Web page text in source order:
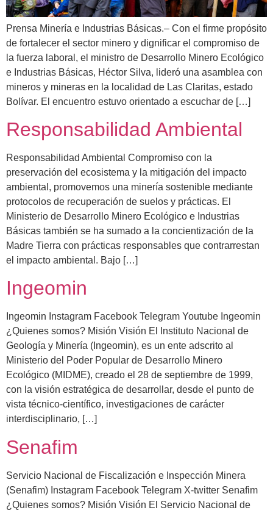
Prensa Minería e Industrias Básicas.– Con el firme propósito
de fortalecer el sector minero y dignificar el compromiso de
la fuerza laboral, el ministro de Desarrollo Minero Ecológico
e Industrias Básicas, Héctor Silva, lideró una asamblea con
mineros y mineras en la localidad de Las Claritas, estado
Bolívar. El encuentro estuvo orientado a escuchar de […]
Responsabilidad Ambiental
Responsabilidad Ambiental Compromiso con la
preservación del ecosistema y la mitigación del impacto
ambiental, promovemos una minería sostenible mediante
protocolos de recuperación de suelos y prácticas. El
Ministerio de Desarrollo Minero Ecológico e Industrias
Básicas también se ha sumado a la concientización de la
Madre Tierra con prácticas responsables que contrarrestan
el impacto ambiental. Bajo […]
Ingeomin
Ingeomin Instagram Facebook Telegram Youtube Ingeomin
¿Quienes somos? Misión Visión El Instituto Nacional de
Geología y Minería (Ingeomin), es un ente adscrito al
Ministerio del Poder Popular de Desarrollo Minero
Ecológico (MIDME), creado el 28 de septiembre de 1999,
con la visión estratégica de desarrollar, desde el punto de
vista técnico-científico, investigaciones de carácter
interdisciplinario, […]
Senafim
Servicio Nacional de Fiscalización e Inspección Minera
(Senafim) Instagram Facebook Telegram X-twitter Senafim
¿Quienes somos? Misión Visión El Servicio Nacional de